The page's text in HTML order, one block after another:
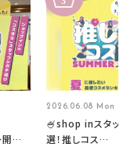
催
2026.06.08 Mon
🍧shop inスタッフ
選！推しコス